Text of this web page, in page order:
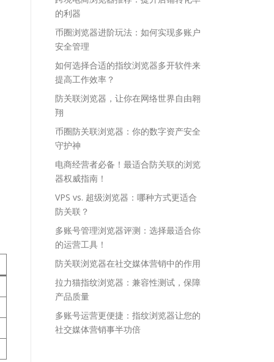
的利器
币圈浏览器进阶玩法：如何实现多账户
安全管理
如何选择合适的指纹浏览器多开软件来
提高工作效率？
防关联浏览器，让你在网络世界自由翱
翔
币圈防关联浏览器：你的数字资产安全
守护神
电商经营者必备！最适合防关联的浏览
器权威指南！
VPS vs. 超级浏览器：哪种方式更适合
防关联？
多账号管理浏览器评测：选择最适合你
的运营工具！
防关联浏览器在社交媒体营销中的作用
拉力猫指纹浏览器：兼容性测试，保障
产品质量
多账号运营更便捷：指纹浏览器让您的
社交媒体营销事半功倍